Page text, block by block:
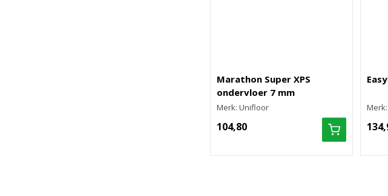
Marathon Super XPS
ondervloer 7 mm
Merk: Unifloor
104,80